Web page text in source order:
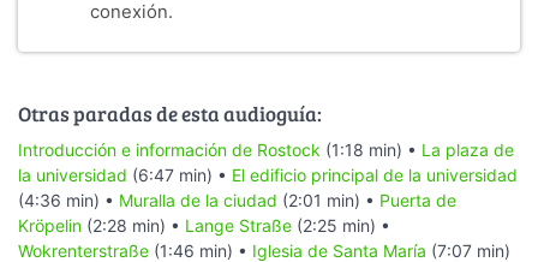
conexión.
Otras paradas de esta audioguía:
Introducción e información de Rostock (1:18 min) • La plaza de
la universidad (6:47 min) • El edificio principal de la universidad
(4:36 min) • Muralla de la ciudad (2:01 min) • Puerta de
Kröpelin (2:28 min) • Lange Straße (2:25 min) •
Wokrenterstraße (1:46 min) • Iglesia de Santa María (7:07 min)